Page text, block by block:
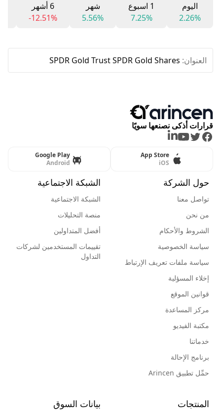
اليوم
2.26%
1 اسبوع
7.25%
شهر
5.56%
6 أشهر
-12.51%
العنوان: SPDR Gold Trust SPDR Gold Shares
قرارات أذكى نصنعها سويًا
Facebook
Twitter
Youtube
LinkedIn
App Store
iOS
Google Play
Android
حول الشركة
تواصل معنا
من نحن
الشروط والأحكام
سياسة الخصوصية
سياسة ملفات تعريف الإرتباط
إخلاء المسؤلية
قوانين الموقع
مركز المساعدة
مكتبة الفيديو
خدماتنا
برنامج الإحالة
حمِّل تطبيق Arincen
الشبكة الاجتماعية
الشبكة الاجتماعية
منصة التحليلات
أفضل المتداولين
تقييمات المستخدمين لشركات
التداول
المنتجات بيانات السوق